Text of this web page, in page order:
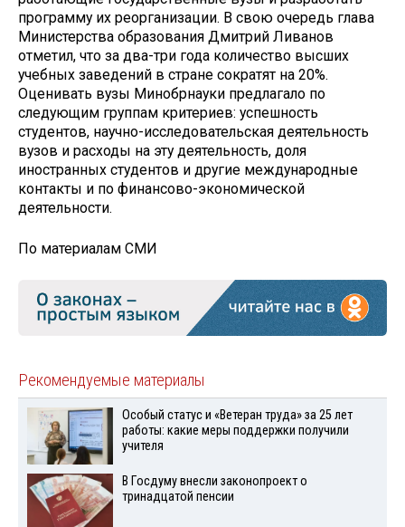
программу их реорганизации. В свою очередь глава
Министерства образования Дмитрий Ливанов
отметил, что за два-три года количество высших
учебных заведений в стране сократят на 20%.
Оценивать вузы Минобрнауки предлагало по
следующим группам критериев: успешность
студентов, научно-исследовательская деятельность
вузов и расходы на эту деятельность, доля
иностранных студентов и другие международные
контакты и по финансово-экономической
деятельности.
По материалам СМИ
Рекомендуемые материалы
Особый статус и «Ветеран труда» за 25 лет
работы: какие меры поддержки получили
учителя
В Госдуму внесли законопроект о
тринадцатой пенсии